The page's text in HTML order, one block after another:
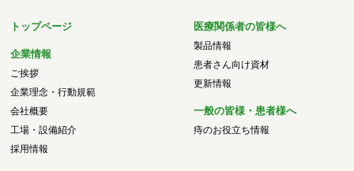
トップページ
企業情報
ご挨拶
企業理念・行動規範
会社概要
工場・設備紹介
採用情報
医療関係者の皆様へ
製品情報
患者さん向け資材
更新情報
一般の皆様・患者様へ
痔のお役立ち情報